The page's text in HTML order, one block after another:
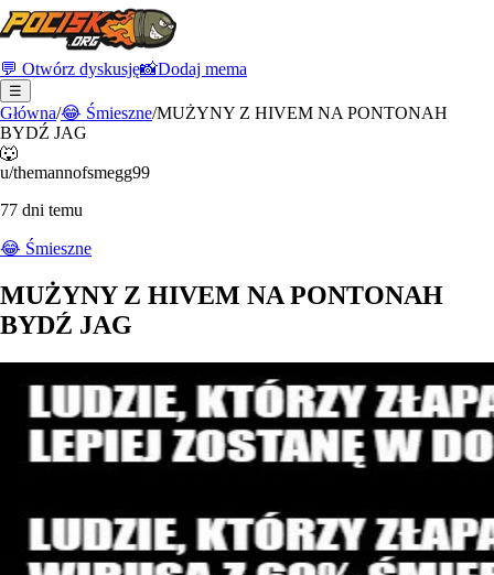
💬 Otwórz dyskusję📸Dodaj mema
☰
Główna/😂 Śmieszne/MUŻYNY Z HIVEM NA PONTONAH
BYDŹ JAG
🐺
u/themannofsmegg99
77 dni temu
😂 Śmieszne
MUŻYNY Z HIVEM NA PONTONAH
BYDŹ JAG